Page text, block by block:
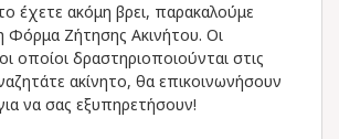
έχετε ακόμη βρει, παρακαλούμε
Ζήτησης Ακινήτου. Οι
οποίοι δραστηριοποιούνται στις
ακίνητο, θα επικοινωνήσουν
να σας εξυπηρετήσουν!